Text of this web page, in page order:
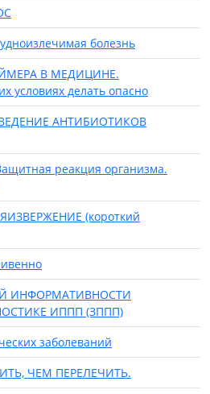
болезнь
В МЕДИЦИНЕ.
условиях делать опасно
АНТИБИОТИКОВ
реакция организма.
(короткий
ИНФОРМАТИВНОСТИ
ИППП (ЗППП)
заболеваний
ЧЕМ ПЕРЕЛЕЧИТЬ.